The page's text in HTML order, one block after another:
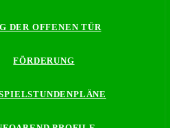
DER OFFENEN TÜR
FÖRDERUNG